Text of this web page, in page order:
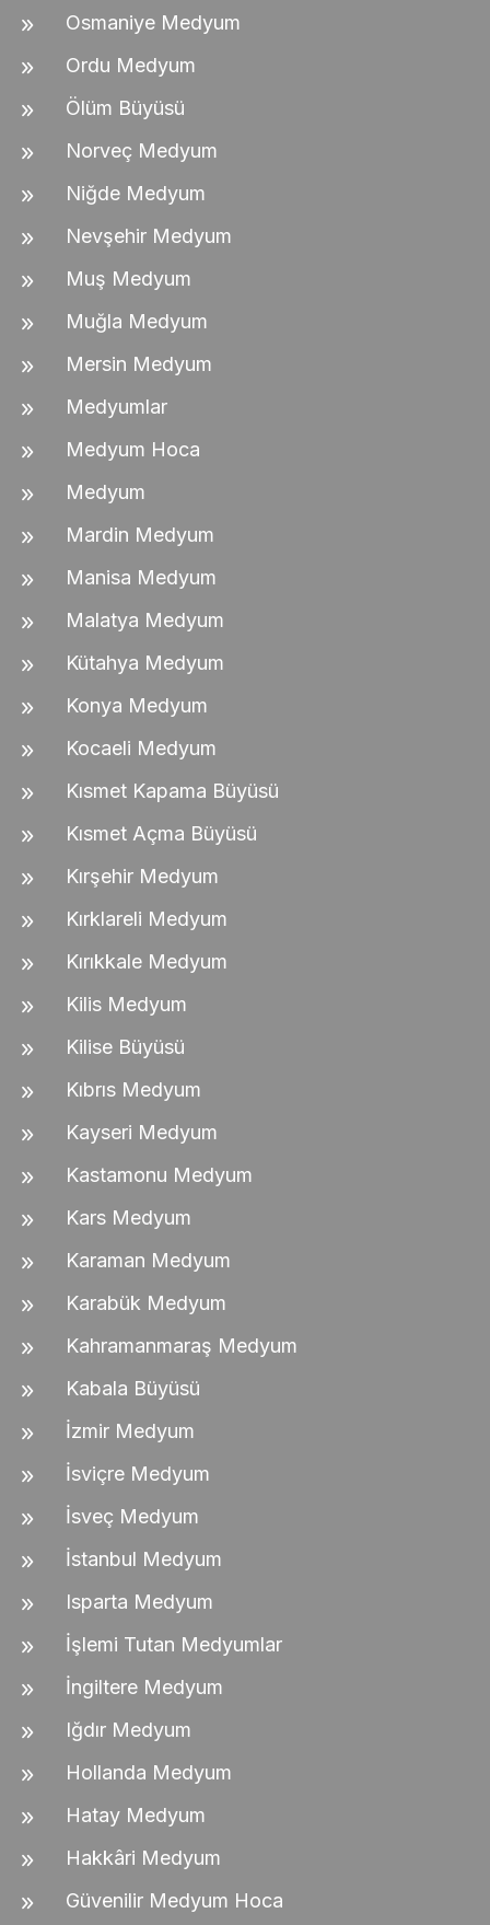
Osmaniye Medyum
Ordu Medyum
Ölüm Büyüsü
Norveç Medyum
Niğde Medyum
Nevşehir Medyum
Muş Medyum
Muğla Medyum
Mersin Medyum
Medyumlar
Medyum Hoca
Medyum
Mardin Medyum
Manisa Medyum
Malatya Medyum
Kütahya Medyum
Konya Medyum
Kocaeli Medyum
Kısmet Kapama Büyüsü
Kısmet Açma Büyüsü
Kırşehir Medyum
Kırklareli Medyum
Kırıkkale Medyum
Kilis Medyum
Kilise Büyüsü
Kıbrıs Medyum
Kayseri Medyum
Kastamonu Medyum
Kars Medyum
Karaman Medyum
Karabük Medyum
Kahramanmaraş Medyum
Kabala Büyüsü
İzmir Medyum
İsviçre Medyum
İsveç Medyum
İstanbul Medyum
Isparta Medyum
İşlemi Tutan Medyumlar
İngiltere Medyum
Iğdır Medyum
Hollanda Medyum
Hatay Medyum
Hakkâri Medyum
Güvenilir Medyum Hoca